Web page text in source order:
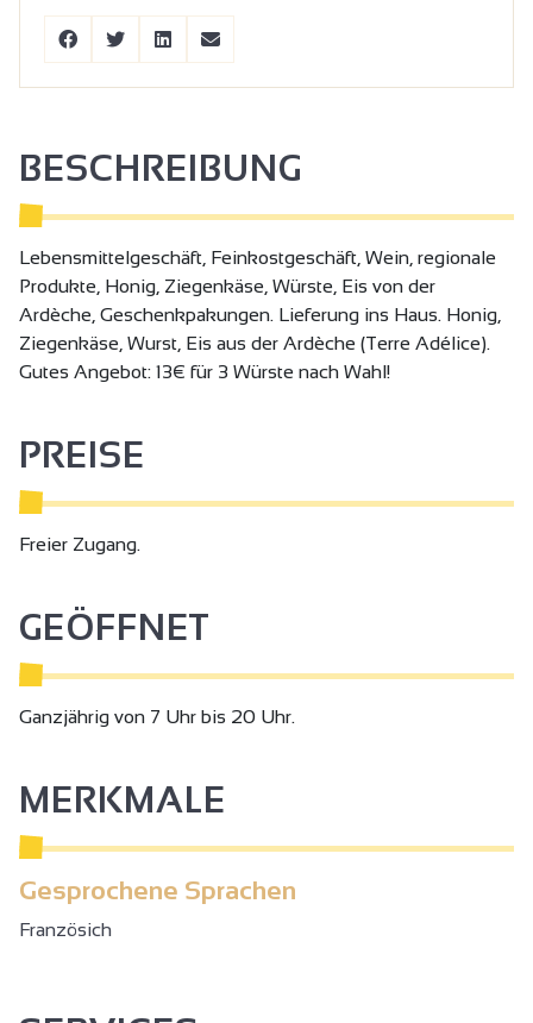
BESCHREIBUNG
Lebensmittelgeschäft, Feinkostgeschäft, Wein, regionale
Produkte, Honig, Ziegenkäse, Würste, Eis von der
Ardèche, Geschenkpakungen. Lieferung ins Haus. Honig,
Ziegenkäse, Wurst, Eis aus der Ardèche (Terre Adélice).
Gutes Angebot: 13€ für 3 Würste nach Wahl!
PREISE
Freier Zugang.
GEÖFFNET
Ganzjährig von 7 Uhr bis 20 Uhr.
MERKMALE
Gesprochene Sprachen
Französich